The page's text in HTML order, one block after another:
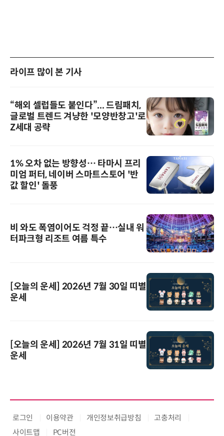
라이프 많이 본 기사
“해외 셀럽들도 붙인다”... 드림패치,
글로벌 트렌드 겨냥한 '모양반창고'로
Z세대 공략
1% 오차 없는 방향성… 타마시 프리
미엄 퍼터, 네이버 스마트스토어 '반
값 할인' 돌풍
비 와도 폭염이어도 걱정 끝…실내 워
터파크형 리조트 여름 특수
[오늘의 운세] 2026년 7월 30일 띠별
운세
[오늘의 운세] 2026년 7월 31일 띠별
운세
로그인 이용약관 개인정보취급방침
고충처리
사이트맵
PC버전